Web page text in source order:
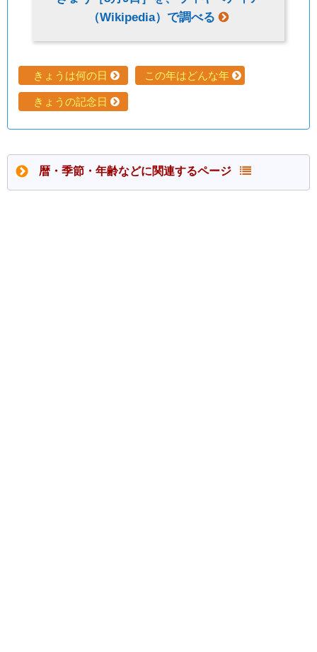
（Wikipedia）で調べる
きょうは何の日 この年はどんな年
きょうの記念日
暦・季節・年齢などに関連するページ